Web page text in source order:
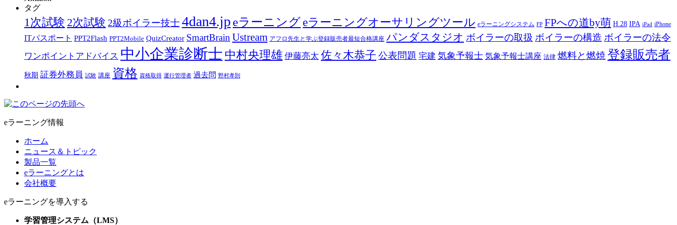
タグ
1次試験 2次試験 2級ボイラー技士4dan4.jp eラーニング eラーニングオーサリングツール eラーニングシステム FP FPへの道by萌 H.28 IPA iPad iPhone
ITパスポート PPT2Flash PPT2Mobile QuizCreator SmartBrain Ustream アフロ先生と学ぶ登録販売者最短合格講座 パンダスタジオ ボイラーの取扱 ボイラーの構造 ボイラーの法令
ワンポイントアドバイス 中小企業診断士 中村央理雄 伊藤亮太 佐々木恭子 公表問題 宅建 気象予報士 気象予報士講座 法律 燃料と燃焼 登録販売者
秋期 証券外務員 試験 講座 資格 資格取得 運行管理者 過去問 野村孝則
eラーニング情報
ホーム
ニュース＆トピック
製品一覧
eラーニングとは
会社概要
eラーニングを導入する
学習管理システム（LMS）